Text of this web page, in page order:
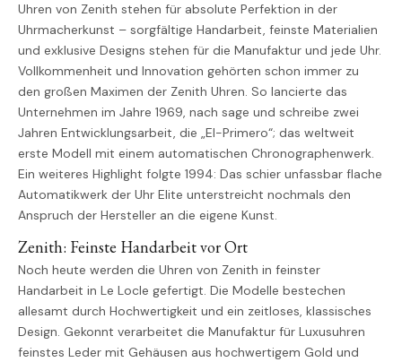
Uhren von Zenith stehen für absolute Perfektion in der
Uhrmacherkunst – sorgfältige Handarbeit, feinste Materialien
und exklusive Designs stehen für die Manufaktur und jede Uhr.
Vollkommenheit und Innovation gehörten schon immer zu
den großen Maximen der Zenith Uhren. So lancierte das
Unternehmen im Jahre 1969, nach sage und schreibe zwei
Jahren Entwicklungsarbeit, die „El-Primero“; das weltweit
erste Modell mit einem automatischen Chronographenwerk.
Ein weiteres Highlight folgte 1994: Das schier unfassbar flache
Automatikwerk der Uhr Elite unterstreicht nochmals den
Anspruch der Hersteller an die eigene Kunst.
Zenith: Feinste Handarbeit vor Ort
Noch heute werden die Uhren von Zenith in feinster
Handarbeit in Le Locle gefertigt. Die Modelle bestechen
allesamt durch Hochwertigkeit und ein zeitloses, klassisches
Design. Gekonnt verarbeitet die Manufaktur für Luxusuhren
feinstes Leder mit Gehäusen aus hochwertigem Gold und